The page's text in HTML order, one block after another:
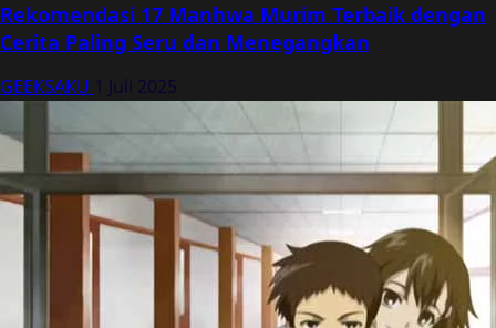
Rekomendasi 17 Manhwa Murim Terbaik dengan
Cerita Paling Seru dan Menegangkan
GEEKSAKU 1 Juli 2025